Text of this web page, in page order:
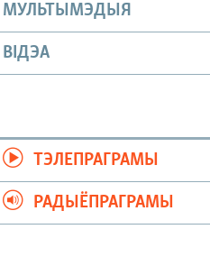
МУЛЬТЫМЭДЫЯ
ВІДЭА
ТЭЛЕПРАГРАМЫ
РАДЫЁПРАГРАМЫ